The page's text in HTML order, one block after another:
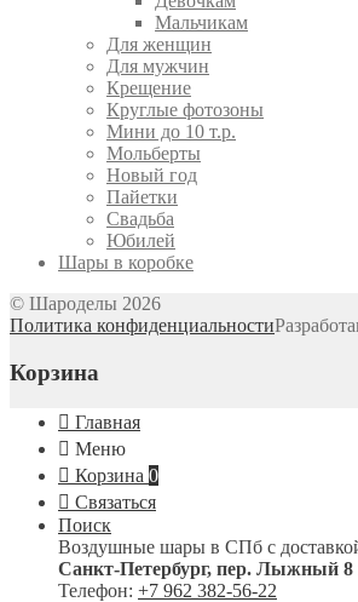
Мальчикам
Для женщин
Для мужчин
Крещение
Круглые фотозоны
Мини до 10 т.р.
Мольберты
Новый год
Пайетки
Свадьба
Юбилей
Шары в коробке
© Шароделы 2026
Политика конфиденциальности
Корзина
Главная
Меню
Корзина 0
Связаться
Поиск
Воздушные шары в СПб с
Санкт-Петербург, пер. Лыжный 8
Телефон: +7 962 382-56-22